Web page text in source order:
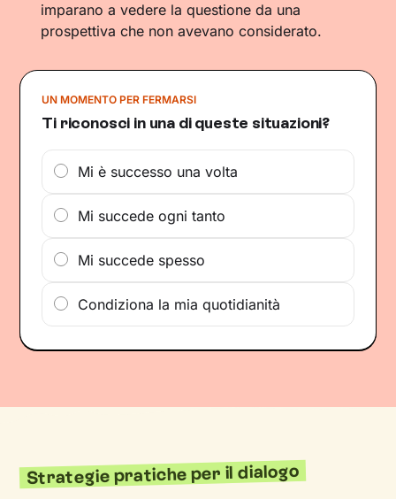
imparano a vedere la questione da una
prospettiva che non avevano considerato.
UN MOMENTO PER FERMARSI
Ti riconosci in una di queste situazioni?
Mi è successo una volta
Mi succede ogni tanto
Mi succede spesso
Condiziona la mia quotidianità
Strategie pratiche per il dialogo